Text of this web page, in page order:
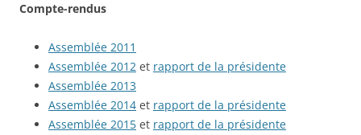
Compte-rendus
Assemblée 2011
Assemblée 2012 et rapport de la présidente
Assemblée 2013
Assemblée 2014 et rapport de la présidente
Assemblée 2015 et rapport de la présidente